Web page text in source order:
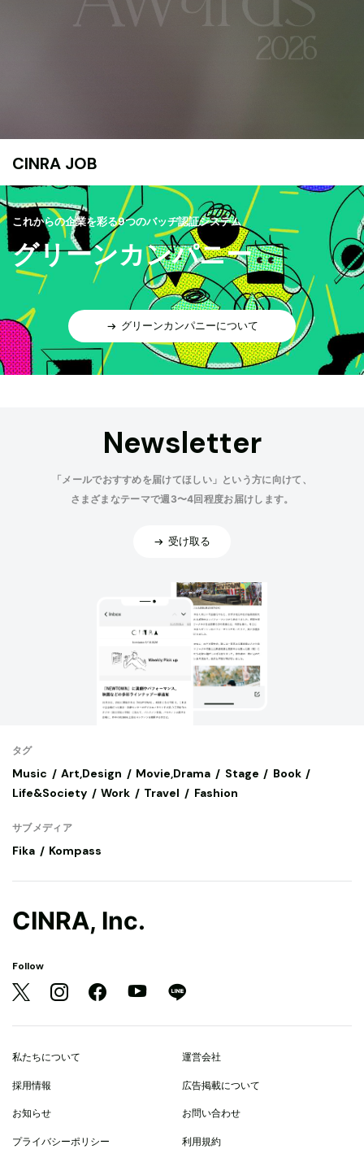
CINRA JOB
これからの企業を彩る9つのバッヂ認証システム
グリーンカンパニー
グリーンカンパニーについて
Newsletter
「メールでおすすめを届けてほしい」という方に向けて、
さまざまなテーマで週3〜4回程度お届けします。
受け取る
タグ
Music Art,Design Movie,Drama Stage
Book
Life&Society
Work Travel Fashion
サブメディア
Fika Kompass
CINRA, Inc.
Follow
私たちについて 運営会社
採用情報 広告掲載について
お知らせ お問い合わせ
プライバシーポリシー 利用規約